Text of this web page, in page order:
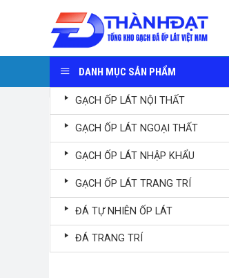
DANH MỤC SẢN PHẨM
GẠCH ỐP LÁT NỘI THẤT
GẠCH ỐP LÁT NGOẠI THẤT
GẠCH ỐP LÁT NHẬP KHẨU
GẠCH ỐP LÁT TRANG TRÍ
ĐÁ TỰ NHIÊN ỐP LÁT
ĐÁ TRANG TRÍ